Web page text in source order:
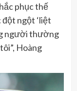
phục thế
đột ngột ‘liệt
người thường
Hoàng